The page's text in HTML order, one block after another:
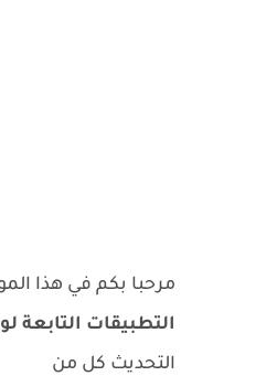
مرحبا بكم في هذا
التطبيقات التابعة
التحديث كل من